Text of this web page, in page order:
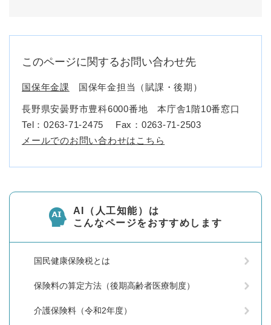
このページに関するお問い合わせ先
国保年金課 国保年金担当（賦課・後期）
長野県安曇野市豊科6000番地 本庁舎1階10番窓口
Tel：0263-71-2475
Fax：0263-71-2503
メールでのお問い合わせはこちら
AI（人工知能）は
こんなページをおすすめします
国民健康保険税とは
保険料の算定方法（後期高齢者医療制度）
介護保険料（令和2年度）